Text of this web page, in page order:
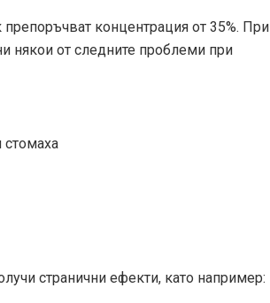
концентрация от 35%. При
някои от следните проблеми при
стомаха
странични ефекти, като например: